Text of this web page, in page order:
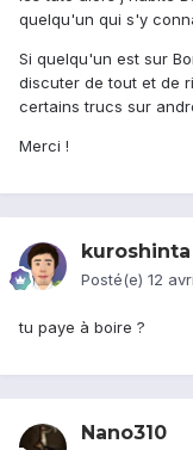
quelqu'un qui s'y
Si quelqu'un est sur
discuter de tout et de
certains trucs sur
Merci !
kuroshinta
Posté(e) 12
tu paye à boire ?
Nano310